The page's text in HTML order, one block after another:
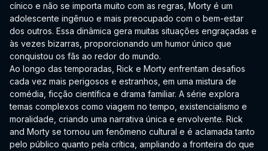
cínico e não se importa muito com as regras, Morty é um
adolescente ingênuo e mais preocupado com o bem-estar
dos outros. Essa dinâmica gera muitas situações engraçadas e
às vezes bizarras, proporcionando um humor único que
conquistou os fãs ao redor do mundo.
Ao longo das temporadas, Rick e Morty enfrentam desafios
cada vez mais perigosos e estranhos, em uma mistura de
comédia, ficção científica e drama familiar. A série explora
temas complexos como viagem no tempo, existencialismo e
moralidade, criando uma narrativa única e envolvente. Rick
and Morty se tornou um fenômeno cultural e é aclamada tanto
pelo público quanto pela crítica, ampliando a fronteira do que